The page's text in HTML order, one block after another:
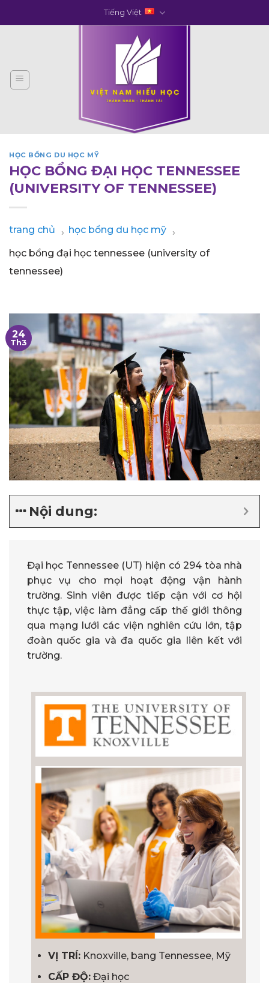
to
Tiếng Việt
HỌC BỔNG DU HỌC MỸ
HỌC BỔNG ĐẠI HỌC TENNESSEE
(UNIVERSITY OF TENNESSEE)
trang chủ › học bổng du học mỹ ›
học bổng đại học tennessee (university of
tennessee)
24
Th3
Nội dung:
Đại học Tennessee (UT) hiện có 294 tòa nhà
phục vụ cho mọi hoạt động vận hành
trường. Sinh viên được tiếp cận với cơ hội
thực tập, việc làm đẳng cấp thế giới thông
qua mạng lưới các viện nghiên cứu lớn, tập
đoàn quốc gia và đa quốc gia liên kết với
trường.
VỊ TRÍ:Knoxville, bang Tennessee, Mỹ
CẤP ĐỘ:Đại học